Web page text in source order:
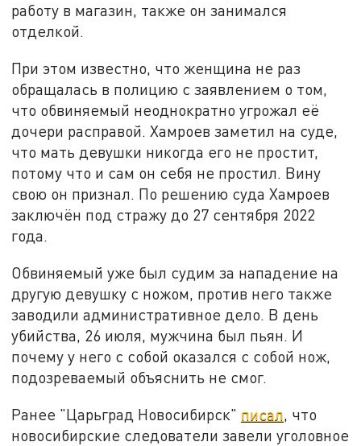
работу в магазин, также он занимался
отделкой.
При этом известно, что женщина не раз
обращалась в полицию с заявлением о том,
что обвиняемый неоднократно угрожал её
дочери расправой. Хамроев заметил на суде,
что мать девушки никогда его не простит,
потому что и сам он себя не простил. Вину
свою он признал. По решению суда Хамроев
заключён под стражу до 27 сентября 2022
года.
Обвиняемый уже был судим за нападение на
другую девушку с ножом, против него также
заводили административное дело. В день
убийства, 26 июля, мужчина был пьян. И
почему у него с собой оказался с собой нож,
подозреваемый объяснить не смог.
Ранее "Царьград Новосибирск" писал , что
новосибирские следователи завели уголовное